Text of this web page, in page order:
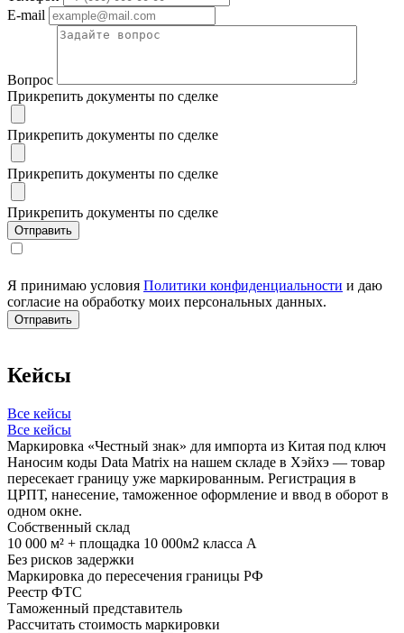
E-mail
Вопрос
Прикрепить документы по сделке
Прикрепить документы по сделке
Прикрепить документы по сделке
Прикрепить документы по сделке
Я принимаю условия Политики конфиденциальности и даю
согласие на обработку моих персональных данных.
Кейсы
Все кейсы
Все кейсы
Маркировка «Честный знак» для импорта из Китая под ключ
Наносим коды Data Matrix на нашем складе в Хэйхэ — товар
пересекает границу уже маркированным. Регистрация в
ЦРПТ, нанесение, таможенное оформление и ввод в оборот в
одном окне.
Собственный склад
10 000 м² + площадка 10 000м2 класса А
Без рисков задержки
Маркировка до пересечения границы РФ
Реестр ФТС
Таможенный представитель
Рассчитать стоимость маркировки